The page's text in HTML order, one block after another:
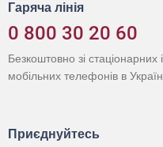
Гаряча лінія
0 800 30 20 60
Безкоштовно зі стаціонарних і
мобільних телефонів в
Приєднуйтесь